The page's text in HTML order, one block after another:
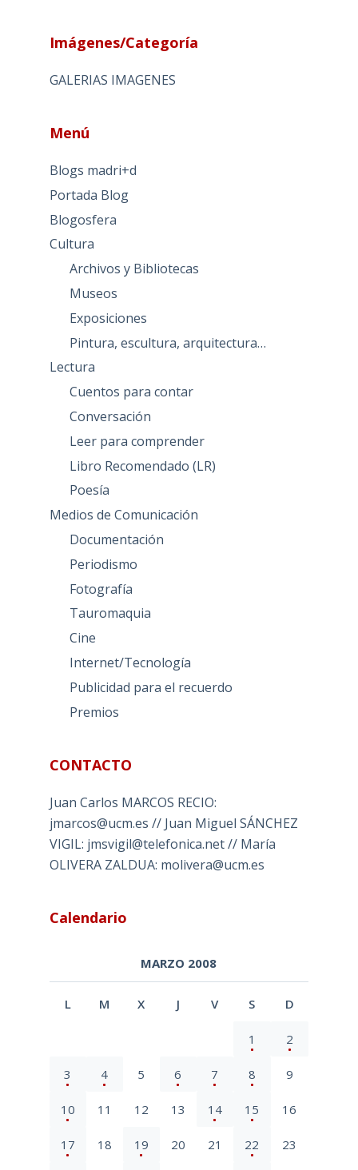
Imágenes/Categoría
GALERIAS IMAGENES
Menú
Blogs madri+d
Portada Blog
Blogosfera
Cultura
Archivos y Bibliotecas
Museos
Exposiciones
Pintura, escultura, arquitectura…
Lectura
Cuentos para contar
Conversación
Leer para comprender
Libro Recomendado (LR)
Poesía
Medios de Comunicación
Documentación
Periodismo
Fotografía
Tauromaquia
Cine
Internet/Tecnología
Publicidad para el recuerdo
Premios
CONTACTO
Juan Carlos MARCOS RECIO:
jmarcos@ucm.es // Juan Miguel SÁNCHEZ
VIGIL: jmsvigil@telefonica.net // María
OLIVERA ZALDUA: molivera@ucm.es
Calendario
MARZO 2008
L M X J V S D
1 2
3 4 5 6 7 8 9
10 11 12 13 14 15 16
17 18 19 20 21 22 23